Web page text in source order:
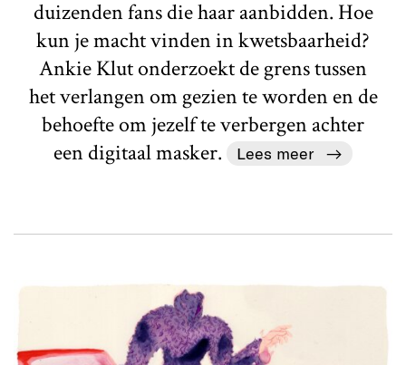
duizenden fans die haar aanbidden. Hoe
kun je macht vinden in kwetsbaarheid?
Ankie Klut onderzoekt de grens tussen
het verlangen om gezien te worden en de
behoefte om jezelf te verbergen achter
een digitaal masker.
Lees meer